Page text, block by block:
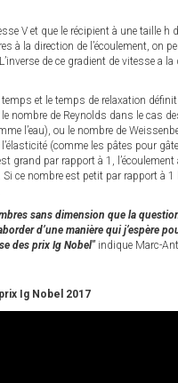
V et que le récipient à une taille h
à la direction de l’écoulement, on
de ce gradient de vitesse a la
temps et le temps de relaxation
nombre de Reynolds dans le cas
l’eau), ou le nombre de
(comme les pâtes pour
grand par rapport à 1, l’écoulement
ce nombre est petit par rapport à 1
sans dimension que la
d’une manière qui j’espère
des prix Ig Nobel" indique Marc-
Ig Nobel 2017